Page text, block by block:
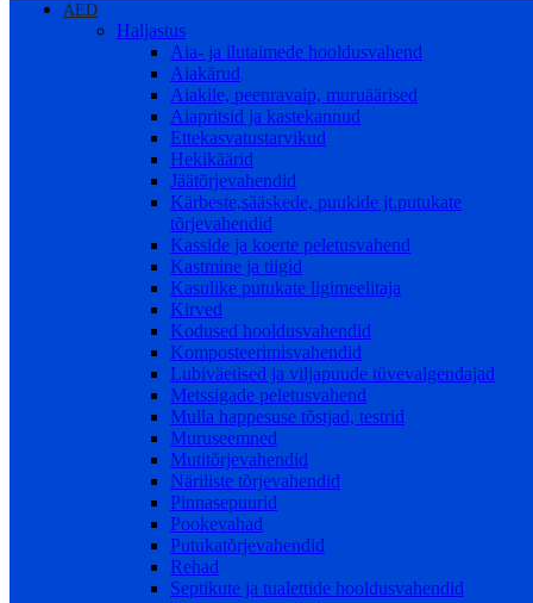
AED
Haljastus
Aia- ja ilutaimede hooldusvahend
Aiakärud
Aiakile, peenravaip, muruäärised
Aiapritsid ja kastekannud
Ettekasvatustarvikud
Hekikäärid
Jäätõrjevahendid
Kärbeste,sääskede, puukide jt.putukate
tõrjevahendid
Kasside ja koerte peletusvahend
Kastmine ja tiigid
Kasulike putukate ligimeelitaja
Kirved
Kodused hooldusvahendid
Komposteerimisvahendid
Lubiväetised ja viljapuude tüvevalgendajad
Metssigade peletusvahend
Mulla happesuse tõstjad, testrid
Muruseemned
Mutitõrjevahendid
Näriliste tõrjevahendid
Pinnasepuurid
Pookevahad
Putukatõrjevahendid
Rehad
Septikute ja tualettide hooldusvahendid